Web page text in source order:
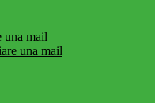
una mail
una mail